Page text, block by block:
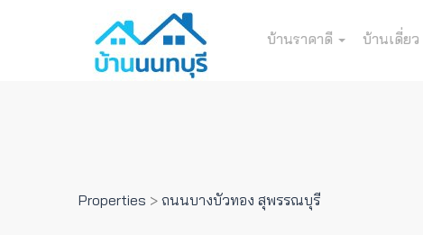
บ้านราคาดี บ้านเดี่ยว
Properties > ถนนบางบัวทอง สุพรรณบุรี